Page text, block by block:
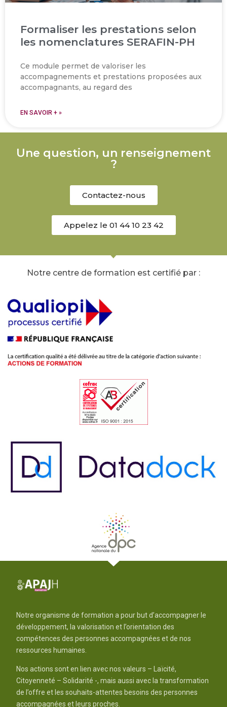
Formaliser les prestations selon
les nomenclatures SERAFIN-PH
Ce module permet de valoriser les
accompagnements et prestations proposées aux
accompagnants, au regard des
EN SAVOIR + »
Une question, un renseignement
?
Contactez-nous
Appelez le 01 44 10 23 42
Notre centre de formation est certifié par :
Notre organisme de formation a pour but d’accompagner le
développement, la valorisation et l’orientation des
compétences des personnes accompagnées et de nos
ressources humaines.
Nos actions sont en lien avec nos valeurs – Laïcité,
Citoyenneté – Solidarité -, mais aussi avec la transformation
de l’offre et les souhaits-attentes besoins des personnes
accompagnées et leurs proches.